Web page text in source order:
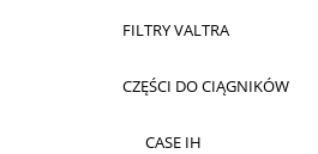
FILTRY VALTRA
CZĘŚCI DO CIĄGNIKÓW
CASE IH